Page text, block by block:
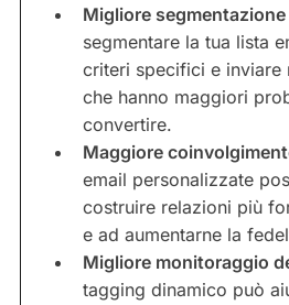
Migliore segmentazione
segmentare la tua lista
criteri specifici e inviare
che hanno maggiori
convertire.
Maggiore
email personalizzate
costruire relazioni più
e ad aumentarne la
Migliore monitoraggio
tagging dinamico può